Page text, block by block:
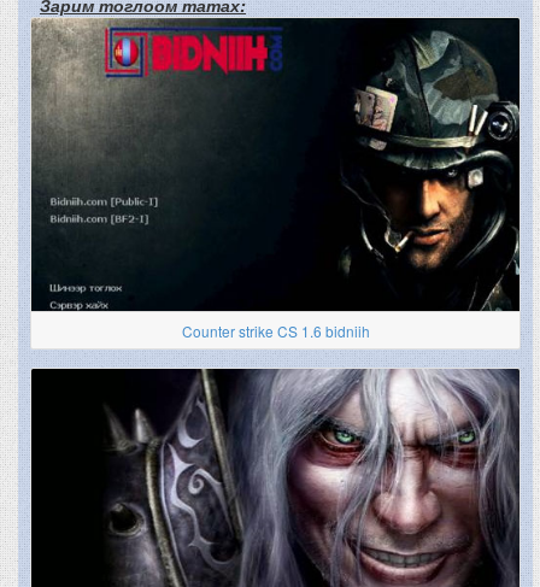
Зарим тоглоом татах:
Counter strike CS 1.6 bidniih